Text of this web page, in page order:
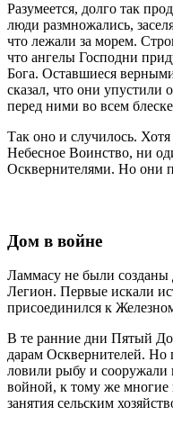
Разумеется, долго так
люди размножались,
что лежали за морем.
что ангелы Господни
Бога. Оставшиеся
сказал, что они
перед ними во всем
Так оно и случилось.
Небесное Воинство, ни
Осквернителями. Но они
Дом в войне
Ламмасу не были созданы
Легион. Первые искали
присоединился к
В те ранние дни Пятый
дарам Осквернителей.
ловили рыбу и
войной, к тому же многие
занятия сельским